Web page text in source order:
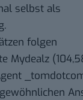
selbst als
folgen
Mydealz